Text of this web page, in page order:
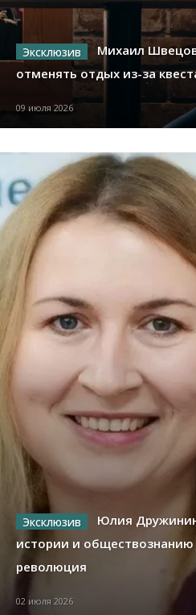
Михаил
отменять отдых из-за
09 июля 2026
Юлия
истории и
революция
02 июля 2026